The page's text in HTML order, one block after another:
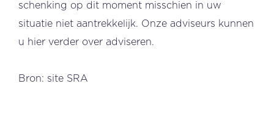
schenking op dit moment misschien in uw
situatie niet aantrekkelijk. Onze adviseurs kunnen
u hier verder over adviseren.
Bron: site SRA